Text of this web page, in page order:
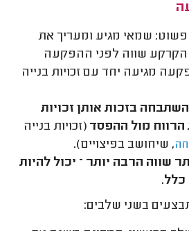
שמאי מגיע ומעריך את
הקרקע שווה לפני ההפקעה
מגיעה יחד עם זכויות בנייה
בזכות אותן זכויות
הרווח מול ההפסד (זכויות בנייה
, שיחושב בפיצויים).
שווה הרבה יותר – יכול להיות
כלל.
בשני שלבים: